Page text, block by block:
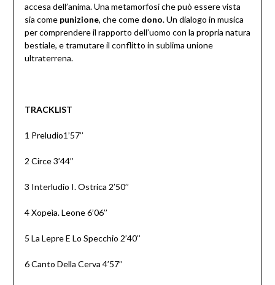
accesa dell’anima. Una metamorfosi che può essere vista
sia come punizione, che come dono. Un dialogo in musica
per comprendere il rapporto dell’uomo con la propria natura
bestiale, e tramutare il conflitto in sublima unione
ultraterrena.
TRACKLIST
1 Preludio1’57’’
2 Circe 3’44’’
3 Interludio I. Ostrica 2’50’’
4 Xopeìa. Leone 6’06’’
5 La Lepre E Lo Specchio 2’40’’
6 Canto Della Cerva 4’57’’